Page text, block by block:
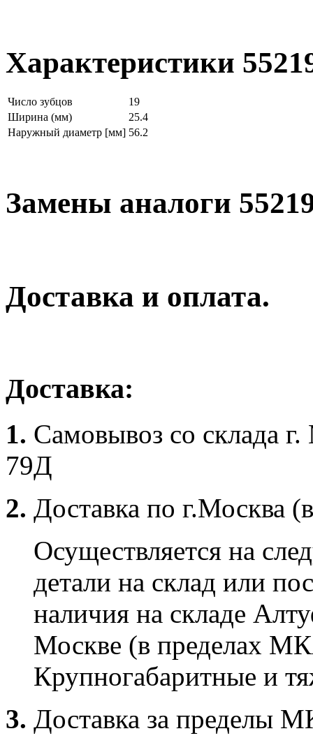
Характеристики
Число зубцов
19
Ширина (мм)
25.4
Наружный диаметр [мм] 56.2
Замены аналоги
Доставка и оплата.
Доставка:
1. Самовывоз со склада
79Д
2. Доставка по г.Москва
Осуществляется на
детали на склад или
наличия на складе
Москве (в пределах
Крупногабаритные и
3. Доставка за пределы